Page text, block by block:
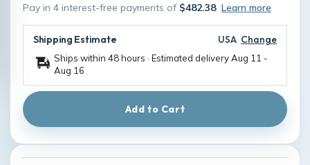
Pay in 4 interest-free payments of $482.38 Learn more
Shipping Estimate USA Change
Ships within 48 hours · Estimated deliveryAug 11 -
Aug 16
Add to Cart